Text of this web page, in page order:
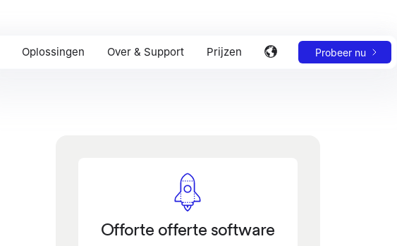
Oplossingen Over & Support Prijzen Probeer nu
Offorte offerte software